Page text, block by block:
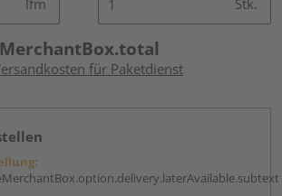
für Paketdienst